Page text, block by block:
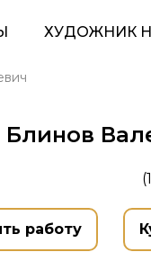
ХУДОЖНИК
Блинов
работу